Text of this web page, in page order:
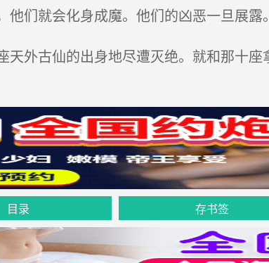
们就会化身成魔。他们的凶恶一旦展露
外古仙的出身地尽遭灭绝。就和那十座
目录 存书签